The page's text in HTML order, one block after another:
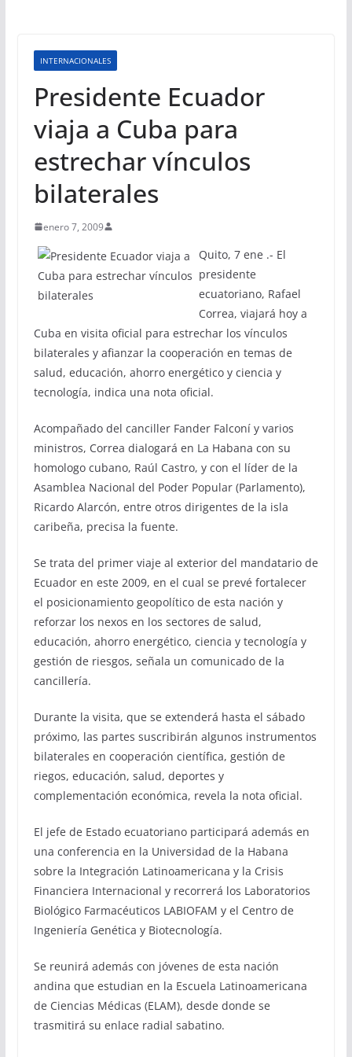
INTERNACIONALES
Presidente Ecuador
viaja a Cuba para
estrechar vínculos
bilaterales
enero 7, 2009
Quito, 7 ene .- El
presidente
ecuatoriano, Rafael
Correa, viajará hoy a
Cuba en visita oficial para estrechar los vínculos
bilaterales y afianzar la cooperación en temas de
salud, educación, ahorro energético y ciencia y
tecnología, indica una nota oficial.
Acompañado del canciller Fander Falconí y varios
ministros, Correa dialogará en La Habana con su
homologo cubano, Raúl Castro, y con el líder de la
Asamblea Nacional del Poder Popular (Parlamento),
Ricardo Alarcón, entre otros dirigentes de la isla
caribeña, precisa la fuente.
Se trata del primer viaje al exterior del mandatario de
Ecuador en este 2009, en el cual se prevé fortalecer
el posicionamiento geopolítico de esta nación y
reforzar los nexos en los sectores de salud,
educación, ahorro energético, ciencia y tecnología y
gestión de riesgos, señala un comunicado de la
cancillería.
Durante la visita, que se extenderá hasta el sábado
próximo, las partes suscribirán algunos instrumentos
bilaterales en cooperación científica, gestión de
riegos, educación, salud, deportes y
complementación económica, revela la nota oficial.
El jefe de Estado ecuatoriano participará además en
una conferencia en la Universidad de la Habana
sobre la Integración Latinoamericana y la Crisis
Financiera Internacional y recorrerá los Laboratorios
Biológico Farmacéuticos LABIOFAM y el Centro de
Ingeniería Genética y Biotecnología.
Se reunirá además con jóvenes de esta nación
andina que estudian en la Escuela Latinoamericana
de Ciencias Médicas (ELAM), desde donde se
trasmitirá su enlace radial sabatino.